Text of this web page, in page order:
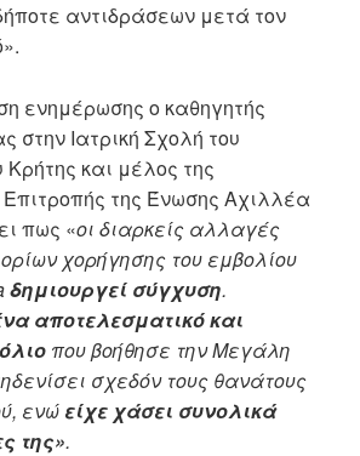
αντιδράσεων μετά τον
ενημέρωσης ο καθηγητής
στην Ιατρική Σχολή του
Κρήτης και μέλος της
Επιτροπής της Ένωσης Αχιλλέα
πως «οι διαρκείς αλλαγές
χορήγησης του εμβολίου
δημιουργεί σύγχυση.
αποτελεσματικό και
που βοήθησε την Μεγάλη
σχεδόν τους θανάτους
ενώ είχε χάσει συνολικά
της».